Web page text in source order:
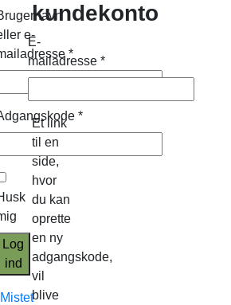
e-
*
*
Log
ind
Mistet
kundekonto
E-
mailadresse *
Et link
til en
side,
hvor
du kan
oprette
en ny
adgangskode,
vil
blive